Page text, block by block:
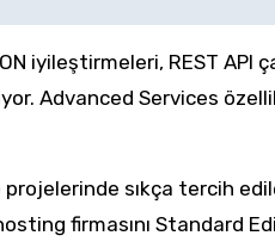
iyileştirmeleri, REST API
Advanced Services
sıkça tercih
firmasını Standard